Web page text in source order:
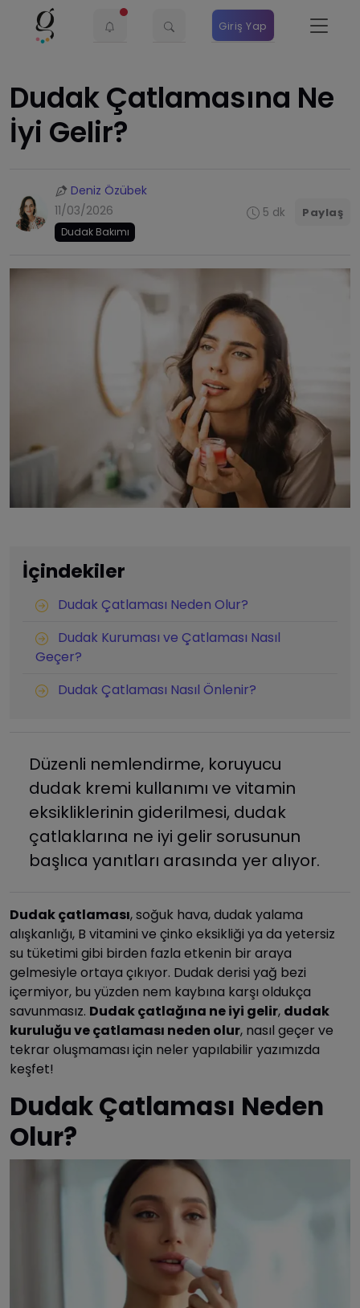
Giriş Yap
Dudak Çatlamasına Ne
İyi Gelir?
Deniz Özübek
11/03/2026
Dudak Bakımı
5 dk Paylaş
İçindekiler
Dudak Çatlaması Neden Olur?
Dudak Kuruması ve Çatlaması Nasıl
Geçer?
Dudak Çatlaması Nasıl Önlenir?
Düzenli nemlendirme, koruyucu
dudak kremi kullanımı ve vitamin
eksikliklerinin giderilmesi, dudak
çatlaklarına ne iyi gelir sorusunun
başlıca yanıtları arasında yer alıyor.
Dudak çatlaması, soğuk hava, dudak yalama
alışkanlığı, B vitamini ve çinko eksikliği ya da yetersiz
su tüketimi gibi birden fazla etkenin bir araya
gelmesiyle ortaya çıkıyor. Dudak derisi yağ bezi
içermiyor, bu yüzden nem kaybına karşı oldukça
savunmasız. Dudak çatlağına ne iyi gelir, dudak
kuruluğu ve çatlaması neden olur, nasıl geçer ve
tekrar oluşmaması için neler yapılabilir yazımızda
keşfet!
Dudak Çatlaması Neden
Olur?